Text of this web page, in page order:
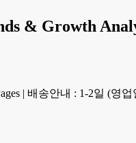
& Growth
| 배송안내 : 1-2일 (영업